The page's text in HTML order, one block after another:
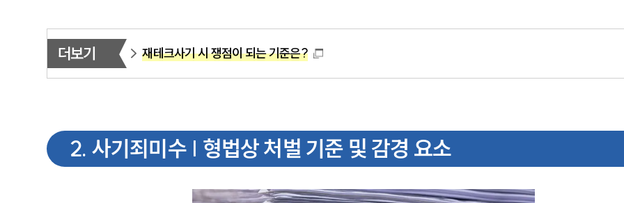
더보기 재테크사기 시 쟁점이 되는 기준은?
2. 사기죄미수 | 형법상 처벌 기준 및 감경 요소